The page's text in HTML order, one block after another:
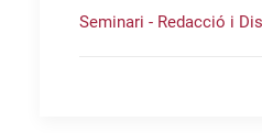
Seminari - Redacció i